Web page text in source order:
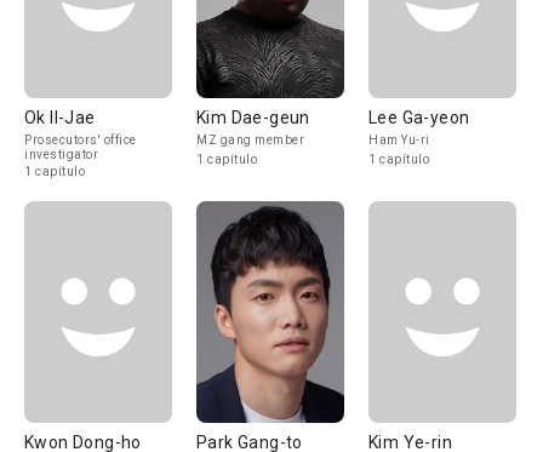
Ok Il-Jae
Prosecutors' office
investigator
1 capítulo
Kim Dae-geun
MZ gang member
1 capítulo
Lee Ga-yeon
Ham Yu-ri
1 capítulo
Kwon Dong-ho Park Gang-to Kim Ye-rin